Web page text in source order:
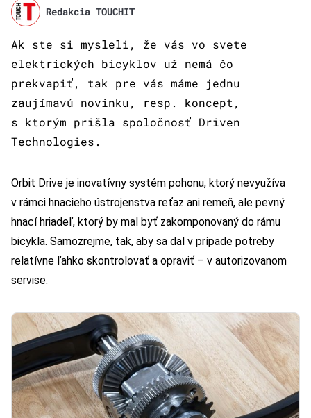
Redakcia TOUCHIT
Ak ste si mysleli, že vás vo svete
elektrických bicyklov už nemá čo
prekvapiť, tak pre vás máme jednu
zaujímavú novinku, resp. koncept,
s ktorým prišla spoločnosť Driven
Technologies.
Orbit Drive je inovatívny systém pohonu, ktorý nevyužíva
v rámci hnacieho ústrojenstva reťaz ani remeň, ale pevný
hnací hriadeľ, ktorý by mal byť zakomponovaný do rámu
bicykla. Samozrejme, tak, aby sa dal v prípade potreby
relatívne ľahko skontrolovať a opraviť – v autorizovanom
servise.